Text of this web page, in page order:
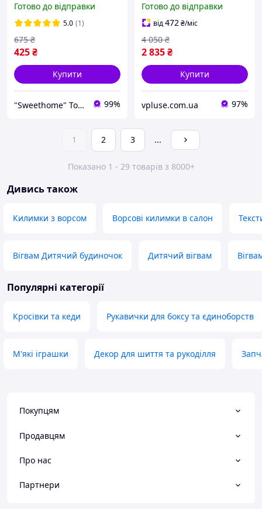
ладного кольору. Штори
для сучасного інтер'єру у
кімнаті
Готово до відправки
5.0 (1)
425₴
675 ₴
Купити
"Sweethome" Товари для дому 99%
активних міських
прогулянок (бежеві) Код:
asc-0244
Готово до відправки
від472₴/міс
2 835₴
4 050 ₴
Купити
vpluse.com.ua 97%
1 2 3 ...
Показано 1 - 29 товарів з 8000+
Дивись також
Килимки з ворсом Ворсові килимки в салон
Вігвам Дитячий будиночок Дитячий вігвам
Популярні категорії
Кросівки та кеди Рукавички для боксу та єдиноборств
М'які іграшки Декор для шиття та рукоділля
Покупцям
Продавцям
Про нас
Партнери